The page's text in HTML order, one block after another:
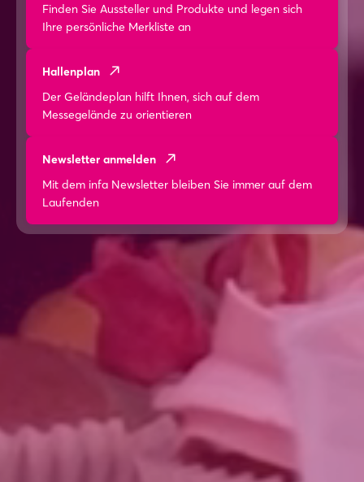
Finden Sie Aussteller und Produkte und legen sich
Ihre persönliche Merkliste an
Hallenplan
Der Geländeplan hilft Ihnen, sich auf dem
Messegelände zu orientieren
Newsletter anmelden
Mit dem infa Newsletter bleiben Sie immer auf dem
Laufenden